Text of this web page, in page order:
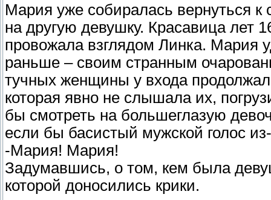
Мария уже собиралась вернуться
на другую девушку. Красавица лет
провожала взглядом Линка. Мария
раньше – своим странным
тучных женщины у входа
которая явно не слышала их,
бы смотреть на большеглазую
если бы басистый мужской голос
-Мария! Мария!
Задумавшись, о том, кем была
которой доносились крики.